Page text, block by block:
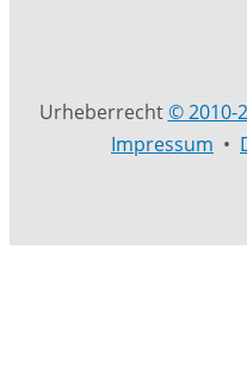
Urheberrecht© 2010-
Impressum •